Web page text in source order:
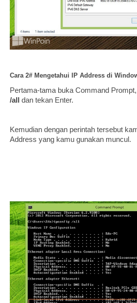
Cara 2# Mengetahui IP Address di
Pertama-tama buka Command
/all dan tekan Enter.
Kemudian dengan perintah tersebut
Address yang kamu gunakan muncul.